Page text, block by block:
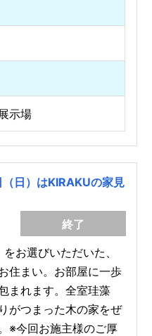
示場
日）はKIRAKUの家見
終了
お選びいただいた、
住まい。お部屋に一歩
まれます。全室珪藻
がつまった木の家をぜ
※今回お施主様のご厚